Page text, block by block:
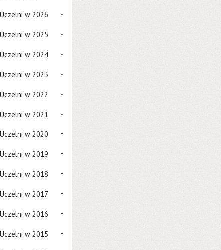
w 2026
w 2025
w 2024
w 2023
w 2022
w 2021
w 2020
w 2019
w 2018
w 2017
w 2016
w 2015